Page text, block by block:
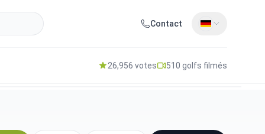
Contact
26,956 votes 510 golfs filmés